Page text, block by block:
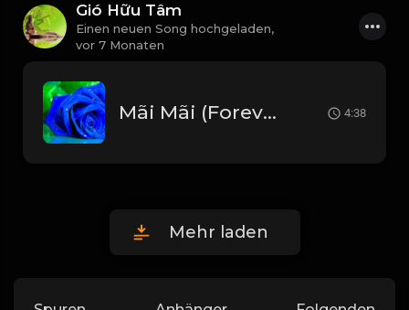
Gió Hữu Tâm
Einen neuen Song hochgeladen,
vor 7 Monaten
Mãi Mãi (Forever) 영원히사랑해 - Lam Trường (안재욱) Beat Chuẩn_1766654396787 4:38
Mehr laden